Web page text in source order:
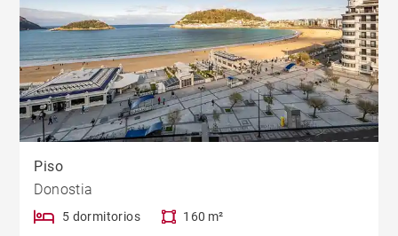
Piso
Donostia
5 dormitorios 160 m²